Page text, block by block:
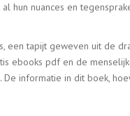
hun nuances en
een tapijt geweven uit de
ebooks pdf en de
informatie in dit boek,